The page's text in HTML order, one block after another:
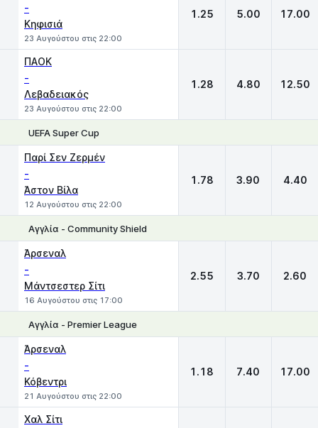
-
Κηφισιά
23 Αυγούστου στις 22:00
1.25 5.00 17.00
ΠΑΟΚ
-
Λεβαδειακός
23 Αυγούστου στις 22:00
1.28 4.80 12.50
UEFA Super Cup
Παρί Σεν Ζερμέν
-
Άστον Βίλα
12 Αυγούστου στις 22:00
1.78 3.90 4.40
Αγγλία - Community Shield
Άρσεναλ
-
Μάντσεστερ Σίτι
16 Αυγούστου στις 17:00
2.55 3.70 2.60
Αγγλία - Premier League
Άρσεναλ
-
Κόβεντρι
21 Αυγούστου στις 22:00
1.18 7.40 17.00
Χαλ Σίτι